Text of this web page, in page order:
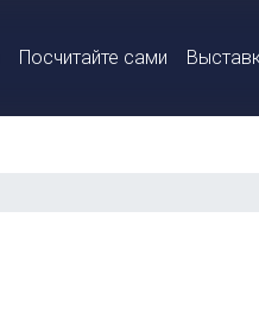
Посчитайте сами